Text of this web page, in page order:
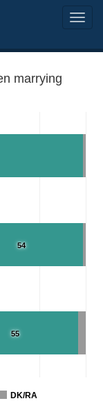
marrying
54
55
DK/RA